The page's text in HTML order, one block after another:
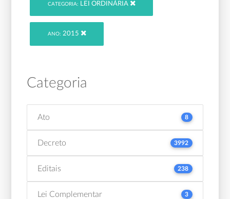
CATEGORIA: LEI ORDINÁRIA
ANO: 2015
Categoria
Ato 8
Decreto 3992
Editais 238
Lei Complementar 3